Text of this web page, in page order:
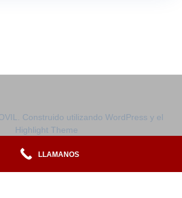
Construido utilizando WordPress y el
Highlight Theme
LLAMANOS